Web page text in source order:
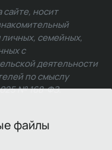
файлы
носит
личных, семейных,
с
деятельности
по смыслу
№ 168-ФЗ.